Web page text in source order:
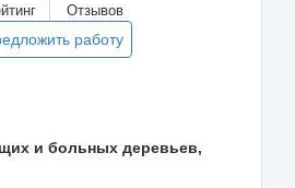
Отзывов
работу
и больных деревьев,